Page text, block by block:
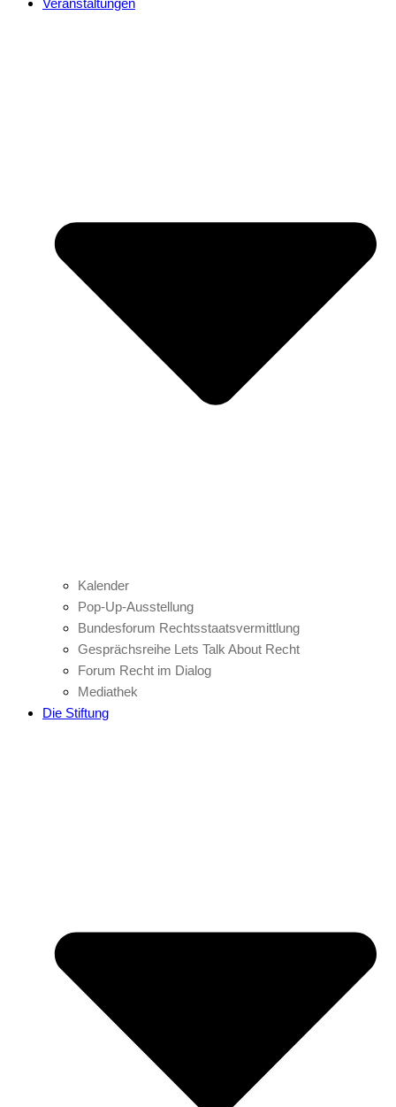
Veranstaltungen
Kalender
Pop-Up-Ausstellung
Bundesforum Rechtsstaatsvermittlung
Gesprächsreihe Lets Talk About Recht
Forum Recht im Dialog
Mediathek
Die Stiftung